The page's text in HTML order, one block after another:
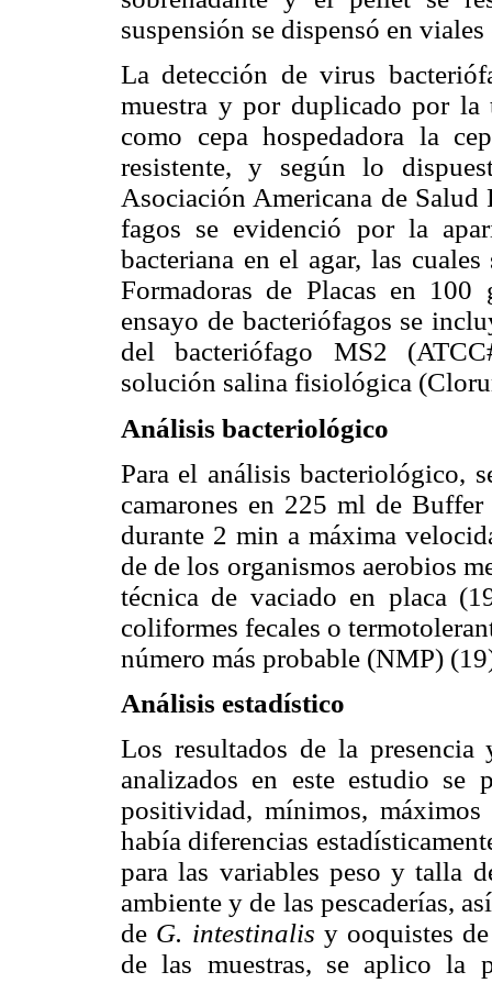
suspensión se dispensó en
La detección de virus
muestra y por duplicado por la
como cepa hospedadora la
resistente, y según lo
Asociación Americana de
fagos se evidenció por la
bacteriana en el agar, las
Formadoras de Placas en
ensayo de bacteriófagos se
del bacteriófago MS2
solución salina fisiológica
Análisis bacteriológico
Para el análisis bacteriológico,
camarones en 225 ml de
durante 2 min a máxima
de de los organismos aerobios
técnica de vaciado en placa
coliformes fecales o
número más probable (NMP)
Análisis estadístico
Los resultados de la presencia
analizados en este estudio se
positividad, mínimos, máximos
había diferencias
para las variables peso y talla
ambiente y de las pescaderías,
de G. intestinalis y ooquistes
de las muestras, se aplico la